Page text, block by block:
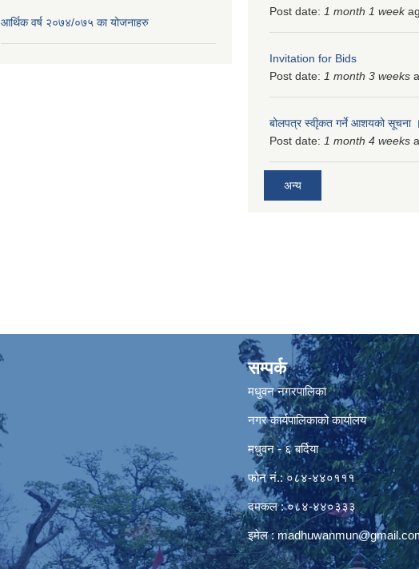
आर्थिक वर्ष २०७४/०७५ का योजनाहरु
Post date: 1 month 1 week
Invitation for Bids
Post date: 1 month 3 weeks
बोलपत्र स्वीृकत गर्ने आशयको सूचना
Post date: 1 month 4 weeks
अन्य
सम्पर्क
मधुवन नगरपालिका
नगर कार्यपालिकाको कार्यालय
मधुवन - ६ बर्दिया
फोन नं.: ०८४-४४०१११
दमकल : ०८४-४४०३३३
इमेल :